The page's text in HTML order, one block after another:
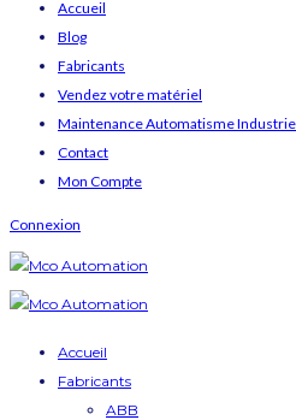
Accueil
Blog
Fabricants
Vendez votre matériel
Maintenance Automatisme
Contact
Mon Compte
Connexion
Accueil
Fabricants
ABB